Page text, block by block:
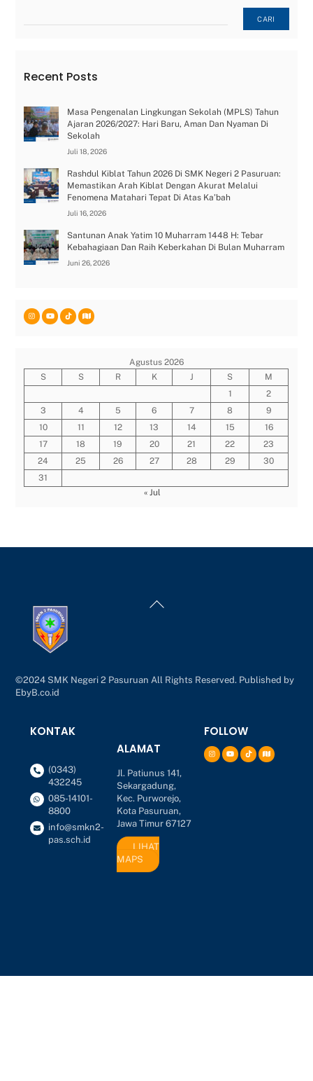
CARI
Recent Posts
Masa Pengenalan Lingkungan Sekolah (MPLS) Tahun
Ajaran 2026/2027: Hari Baru, Aman Dan Nyaman Di
Sekolah
Juli 18, 2026
Rashdul Kiblat Tahun 2026 Di SMK Negeri 2 Pasuruan:
Memastikan Arah Kiblat Dengan Akurat Melalui
Fenomena Matahari Tepat Di Atas Ka’bah
Juli 16, 2026
Santunan Anak Yatim 10 Muharram 1448 H: Tebar
Kebahagiaan Dan Raih Keberkahan Di Bulan Muharram
Juni 26, 2026
Agustus 2026
S
S R K J S
M
1
2
3
4 5 6 7 8
9
10
11 12 13 14 15
16
17
18 19 20 21 22
23
24
25 26 27 28 29
30
31
« Jul
Back
To
©2024 SMK Negeri 2 Pasuruan All Rights Reserved. Published by
EbyB.co.id
KONTAK
(0343)
432245
085-14101-
8800
info@smkn2-
pas.sch.id
ALAMAT
Jl. Patiunus 141,
Sekargadung,
Kec. Purworejo,
Kota Pasuruan,
Jawa Timur 67127
LIHAT
MAPS
FOLLOW